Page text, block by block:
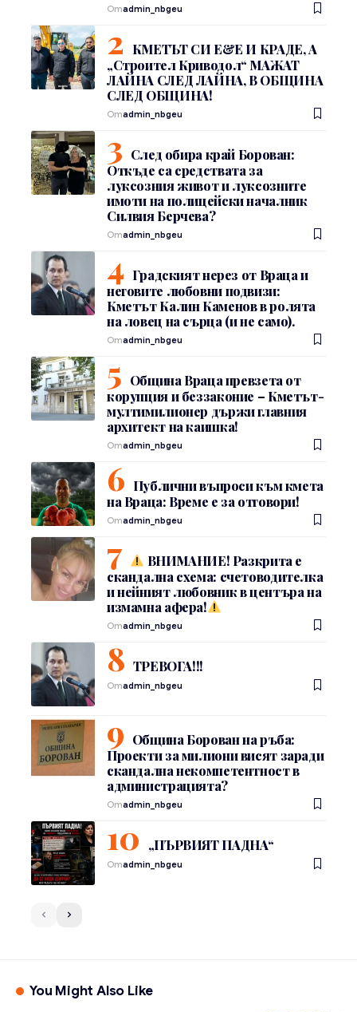
Отadmin_nbgeu
КМЕТЪТ СИ Е&Е И КРАДЕ, А
„Строител Криводол“ МАЖАТ
ЛАЙНА СЛЕД ЛАЙНА, В ОБЩИНА
СЛЕД ОБЩИНА!
Отadmin_nbgeu
След обира край Борован:
Откъде са средствата за
луксозния живот и луксозните
имоти на полицейски началник
Силвия Берчева?
Отadmin_nbgeu
Градският нерез от Враца и
неговите любовни подвизи:
Кметът Калин Каменов в ролята
на ловец на сърца (и не само).
Отadmin_nbgeu
Община Враца превзета от
корупция и беззаконие – Кметът-
мултимилионер държи главния
архитект на каишка!
Отadmin_nbgeu
Публични въпроси към кмета
на Враца: Време е за отговори!
Отadmin_nbgeu
ВНИМАНИЕ! Разкрита е
скандална схема: счетоводителка
и нейният любовник в центъра на
измамна афера!
Отadmin_nbgeu
ТРЕВОГА!!!
Отadmin_nbgeu
Община Борован на ръба:
Проекти за милиони висят заради
скандална некомпетентност в
администрацията?
Отadmin_nbgeu
„ПЪРВИЯТ ПАДНА“
Отadmin_nbgeu
You Might Also Like